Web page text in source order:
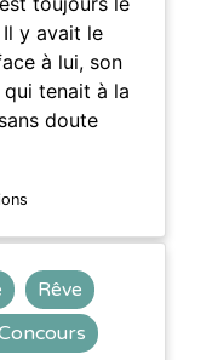
y avait le
à lui, son
tenait à la
doute
Rêve